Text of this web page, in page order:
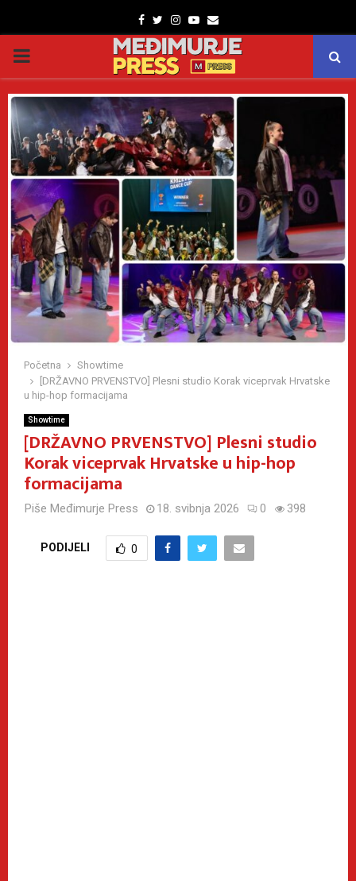
Facebook
TwitterInstagram
Youtube
Email
PRIMARY
MENU
Početna
Showtime
[DRŽAVNO PRVENSTVO] Plesni studio Korak viceprvak Hrvatske
u hip-hop formacijama
Showtime
[DRŽAVNO PRVENSTVO] Plesni studio
Korak viceprvak Hrvatske u hip-hop
formacijama
Piše Međimurje Press 18. svibnja 2026 0 398
PODIJELI 0